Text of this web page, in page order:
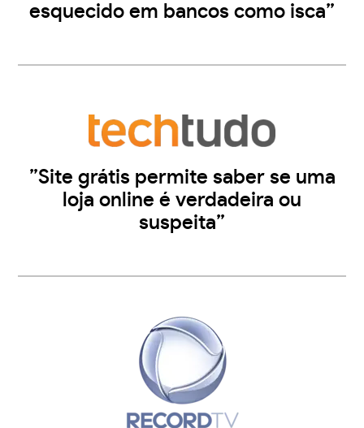
esquecido em bancos como isca”
”Site grátis permite saber se uma
loja online é verdadeira ou
suspeita”